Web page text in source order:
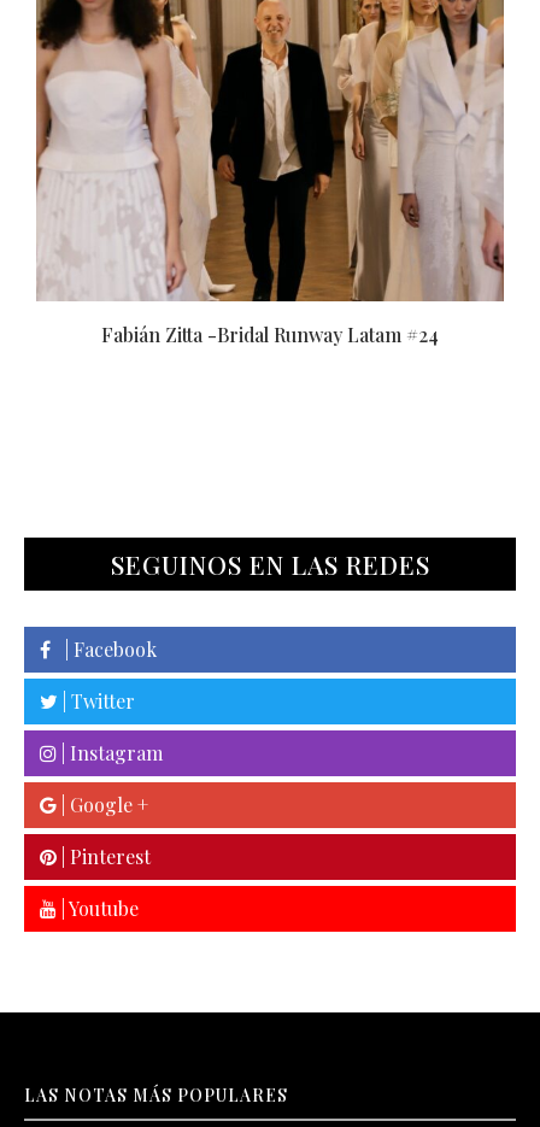
Adrián Brown -Bridal Runway Latam #24
SEGUINOS EN LAS REDES
| Facebook
| Twitter
| Instagram
| Google +
| Pinterest
| Youtube
LAS NOTAS MÁS POPULARES